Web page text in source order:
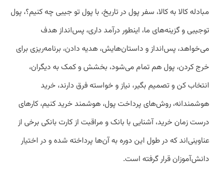
مبادله کالا به کالا، سفر پول در تاریخ، با پول تو جیبی چه کنیم؟، پول
توجیبی و گزینه‌های ما، اینطور درآمد داری، پس‌انداز هدف
می‌خواهد، پس‌انداز و داستان‌هایش، هدیه دادن، برنامه‌ریزی برای
خرج کردن، پول هم تمام می‌شود، بخشش و کمک به دیگران،
انتخاب کن و تصمیم بگیر، نیاز و خواسته فرق دارند، خرید
هوشمندانه، روش‌های پرداخت پول، هوشمند خرید کنیم، کارهای
درست زمان خرید، آشنایی با بانک و مراقبت از کارت بانکی برخی از
عناوینی‌اند که در طول این دوره به آن‌ها پرداخته شده و در اختیار
دانش‌آموزان قرار گرفته است.